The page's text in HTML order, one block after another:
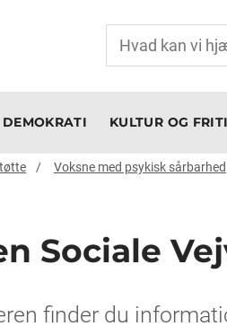
KULTUR OG
Voksne med psykisk sårbarhed
Sociale
finder du